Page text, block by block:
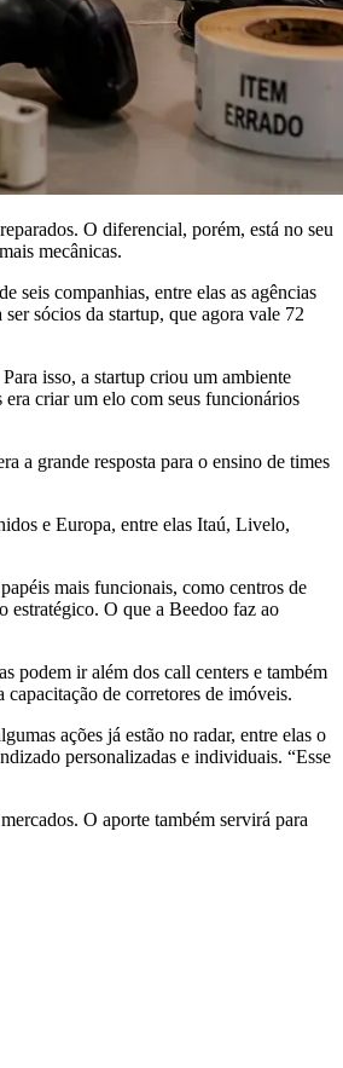
O diferencial, porém, está no seu
mecânicas.
seis companhias, entre elas as agências
sócios da startup, que agora vale 72
isso, a startup criou um ambiente
criar um elo com seus funcionários
a grande resposta para o ensino de times
e Europa, entre elas Itaú, Livelo,
mais funcionais, como centros de
estratégico. O que a Beedoo faz ao
podem ir além dos call centers e também
de corretores de imóveis.
ações já estão no radar, entre elas o
personalizadas e individuais. “Esse
O aporte também servirá para